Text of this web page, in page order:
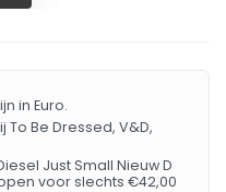
in Euro.
Be Dressed, V&D,
Just Small Nieuw D
voor slechts €42,00